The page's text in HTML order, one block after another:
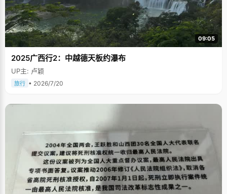
09:05
2025广西行2：中越德天板约瀑布
UP主: 卢颖
旅行 • 2026/7/20